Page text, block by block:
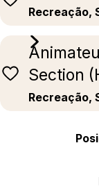
Recreação,
Section
Recreação,